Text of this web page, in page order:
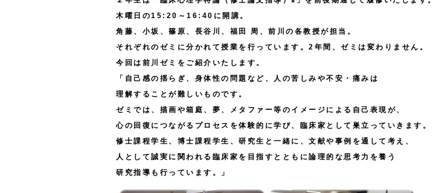
木曜日の15:20～16:40に開講。
角藤、小坂、篠原、長谷川、福田 周、前川の各教授が担当。
それぞれのゼミに分かれて授業を行っています。2年間、ゼミは変わりません。
今回は前川ゼミをご紹介いたします。
「自己感の揺らぎ、身体性の問題など、人の苦しみや不安・痛みは
理解することが難しいものです。
ゼミでは、描画や箱庭、夢、メタファー等のイメージによる自己表現が、
心の回復につながるプロセスを体験的に学び、臨床家として巣立っていきます。
修士課程学生、博士課程学生、研究生と一緒に、文献や事例を通して考え、
人として誠実に関われる臨床家を目指すとともに論理的な思考力を養う
研究指導も行っています。」